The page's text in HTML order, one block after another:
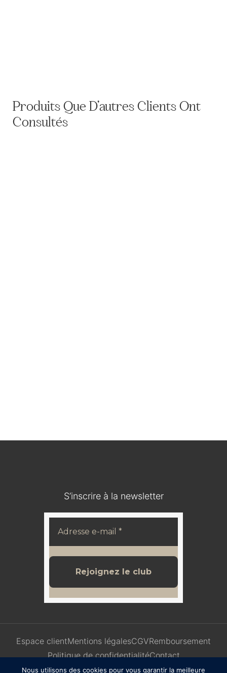
Produits Que D’autres Clients Ont
Consultés
S’inscrire à la newsletter
Espace clientMentions légalesCGVRemboursement
Politique de confidentialitéContact
Nous utilisons des cookies pour vous garantir la meilleure